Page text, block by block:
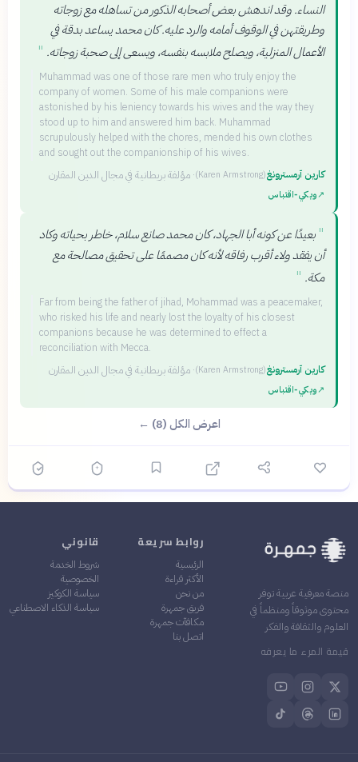
النساء. وقد اندهش بعض أصحابه الذكور من تساهله مع زوجاته
وطريقتهن في الوقوف أمامه والرد عليه. كان محمد يساعد بدقة في
الأعمال المنزلية، ويصلح ملابسه بنفسه، ويسعى إلى صحبة زوجاته. "
Muhammad was one of those rare men who truly enjoy the
company of women. Some of his male companions were
astonished by his leniency towards his wives and the way they
stood up to him and answered him back. Muhammad
scrupulously helped with the chores, mended his own clothes
and sought out the companionship of his wives.
كارين آرمسترونغ
(Karen Armstrong)
· مؤلفة بريطانية في مجال الدين المقارن
↗ويكي‑اقتباس
" بعيدًا عن كونه أبا الجهاد، كان محمد صانع سلام، خاطر بحياته وكاد
أن يفقد ولاء أقرب رفاقه لأنه كان مصممًا على تحقيق مصالحة مع
مكة. "
Far from being the father of jihad, Mohammad was a peacemaker,
who risked his life and nearly lost the loyalty of his closest
companions because he was determined to effect a
reconciliation with Mecca.
كارين آرمسترونغ
(Karen Armstrong)
· مؤلفة بريطانية في مجال الدين المقارن
↗ويكي‑اقتباس
اعرض الكل (8) ←
منصة معرفية عربية توفر
محتوى موثوقاً ومنظماً في
العلوم والثقافة والفكر
قيمة المرء ما يعرفه
روابط سريعة
الرئيسية
الأكثر قراءة
من نحن
فريق جمهرة
مكافآت جمهرة
اتصل بنا
قانوني
شروط الخدمة
الخصوصية
سياسة الكوكيز
سياسة الذكاء الاصطناعي